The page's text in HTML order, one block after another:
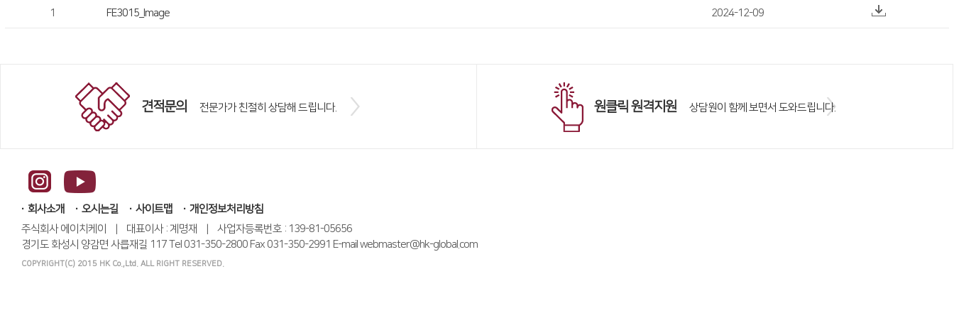
1 FE3015_Image 2024-12-09
견적문의 전문가가 친절히 상담해 드립니다. 원클릭 원격지원 상담원이 함께 보면서 도와드립니다.
회사소개 오시는길 사이트맵
개인정보처리방침
주식회사 에이치케이 | 대표이사 : 계명재 | 사업자등록번호 : 139-81-05656
경기도 화성시 양감면 사릅재길 117 Tel 031-350-2800 Fax 031-350-2991 E-mail webmaster@hk-global.com
COPYRIGHT(C) 2015 HK Co.,Ltd. ALL RIGHT RESERVED.